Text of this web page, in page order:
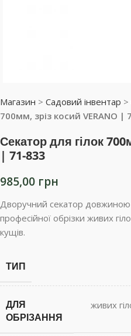
Магазин > Садовий інвентар >
700мм, зріз косий VERANO |
Секатор для гілок
| 71-833
985,00 грн
Дворучний секатор
професійної обрізки живих
кущів.
ТИП
ДЛЯ
ОБРІЗАННЯ
живих